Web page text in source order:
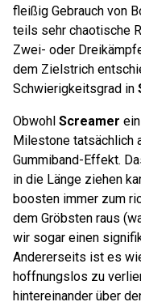
fleißig Gebrauch von
teils sehr chaotische
Zwei- oder
dem Zielstrich
Schwierigkeitsgrad in
Obwohl Screamer
Milestone tatsächlich
Gummiband-Effekt.
in die Länge ziehen
boosten immer zum
dem Gröbsten raus
wir sogar einen
Andererseits ist es
hoffnungslos zu
hintereinander über